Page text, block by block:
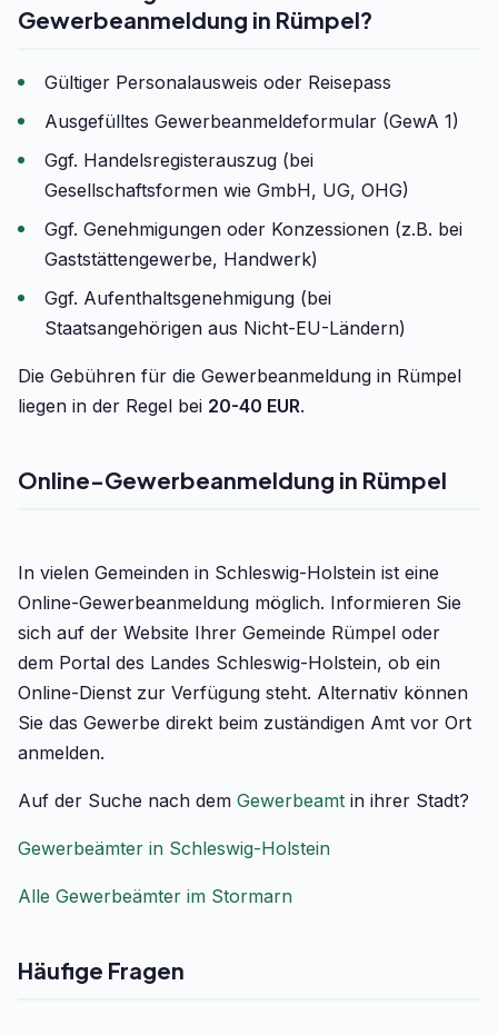
Gewerbeanmeldung in Rümpel?
Gültiger Personalausweis oder Reisepass
Ausgefülltes Gewerbeanmeldeformular (GewA 1)
Ggf. Handelsregisterauszug (bei
Gesellschaftsformen wie GmbH, UG, OHG)
Ggf. Genehmigungen oder Konzessionen (z.B. bei
Gaststättengewerbe, Handwerk)
Ggf. Aufenthaltsgenehmigung (bei
Staatsangehörigen aus Nicht-EU-Ländern)
Die Gebühren für die Gewerbeanmeldung in Rümpel
liegen in der Regel bei 20-40 EUR.
Online-Gewerbeanmeldung in Rümpel
In vielen Gemeinden in Schleswig-Holstein ist eine
Online-Gewerbeanmeldung möglich. Informieren Sie
sich auf der Website Ihrer Gemeinde Rümpel oder
dem Portal des Landes Schleswig-Holstein, ob ein
Online-Dienst zur Verfügung steht. Alternativ können
Sie das Gewerbe direkt beim zuständigen Amt vor Ort
anmelden.
Auf der Suche nach dem Gewerbeamt in ihrer Stadt?
Gewerbeämter in Schleswig-Holstein
Alle Gewerbeämter im Stormarn
Häufige Fragen